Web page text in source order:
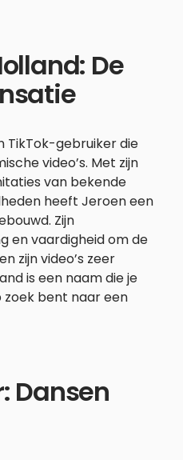
De
TikTok-gebruiker die
video’s. Met zijn
van bekende
heeft Jeroen een
Zijn
en vaardigheid om de
zijn video’s zeer
is een naam die je
zoek bent naar een
Dansen